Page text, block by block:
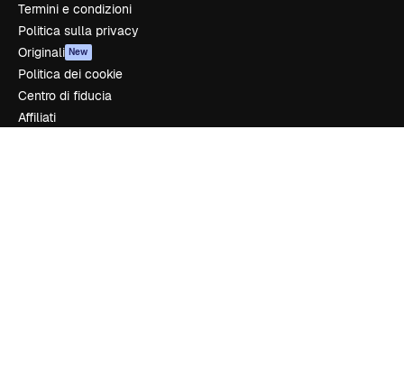
Termini e condizioni
Politica sulla privacy
Originali New
Politica dei cookie
Centro di fiducia
Affiliati